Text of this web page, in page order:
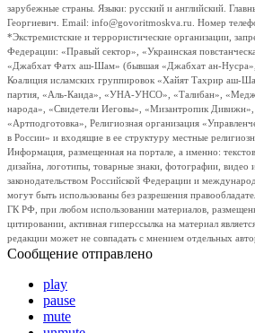
зарубежные страны. Языки: русский и английский.
Георгиевич. Email: info@govoritmoskva.ru. Номер
*Экстремистские и террористические организации,
Федерации: «Правый сектор», «Украинская
«Джабхат Фатх аш-Шам» (бывшая «Джабхат ан-
Коалиция исламских группировок «Хайят Тахрир аш-
партия, «Аль-Каида», «УНА-УНСО», «Талибан»,
народа», «Свидетели Иеговы», «Мизантропик Дивижн»,
«Артподготовка», Религиозная организация
в России» и входящие в ее структуру местные
Информация, размещенная на портале, а именно:
дизайна, логотипы, товарные знаки, фотографии, видео
законодательством Российской Федерации и
могут быть использованы без разрешения
ГК РФ, при любом использовании материалов,
цитировании, активная гиперссылка на материал
редакции может не совпадать с мнением отдельных
Сообщение отправлено
play
pause
mute